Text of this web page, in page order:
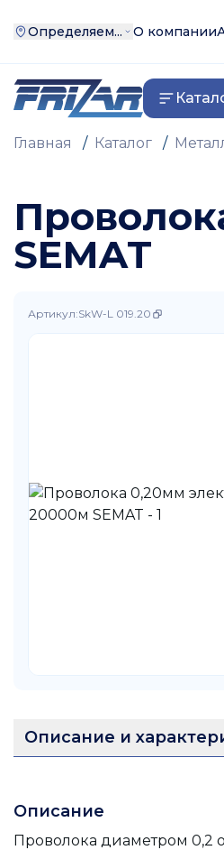
Определяем... О компании
Главная / Каталог /
SEMAT
Артикул:SkW-L 019.20
Описание и
Описание
Проволока диаметром 0,2